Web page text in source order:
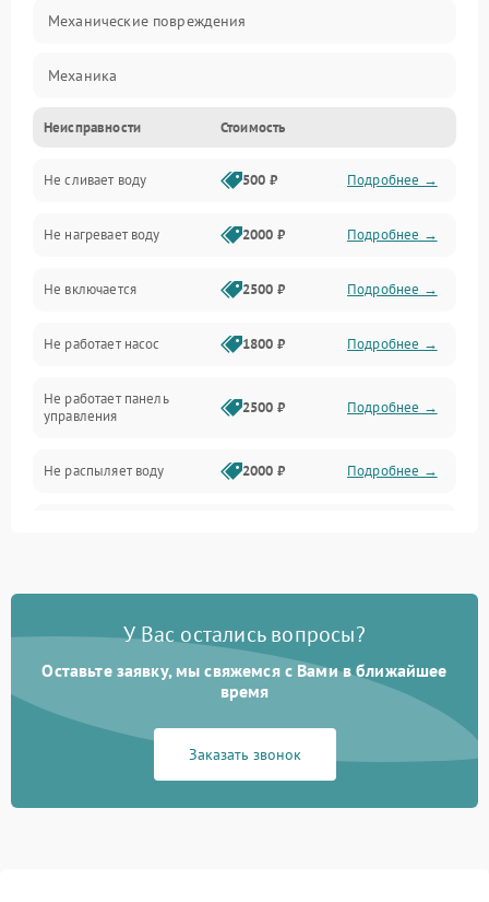
Механические повреждения
Механика
Управление
Электропитание
Датчики
Нагрев
Вода
Гигиена
Программное обеспечение
Неисправности Стоимость
Не сливает воду 500 ₽ Подробнее →
Не нагревает воду 2000 ₽ Подробнее →
Не включается 2500 ₽ Подробнее →
Не работает насос 1800 ₽ Подробнее →
Не работает панель
управления
2500 ₽ Подробнее →
Не распыляет воду 2000 ₽ Подробнее →
Проблемы с набором
Не работает сушилка 2100 ₽ Подробнее →
Сбои в работе таймера 1700 ₽
У Вас остались вопросы?
Оставьте заявку, мы свяжемся с Вами в ближайшее
время
Заказать звонок